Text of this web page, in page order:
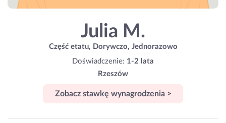
Julia M.
Część etatu, Dorywczo, Jednorazowo
Doświadczenie: 1-2 lata
Rzeszów
Zobacz stawkę wynagrodzenia >